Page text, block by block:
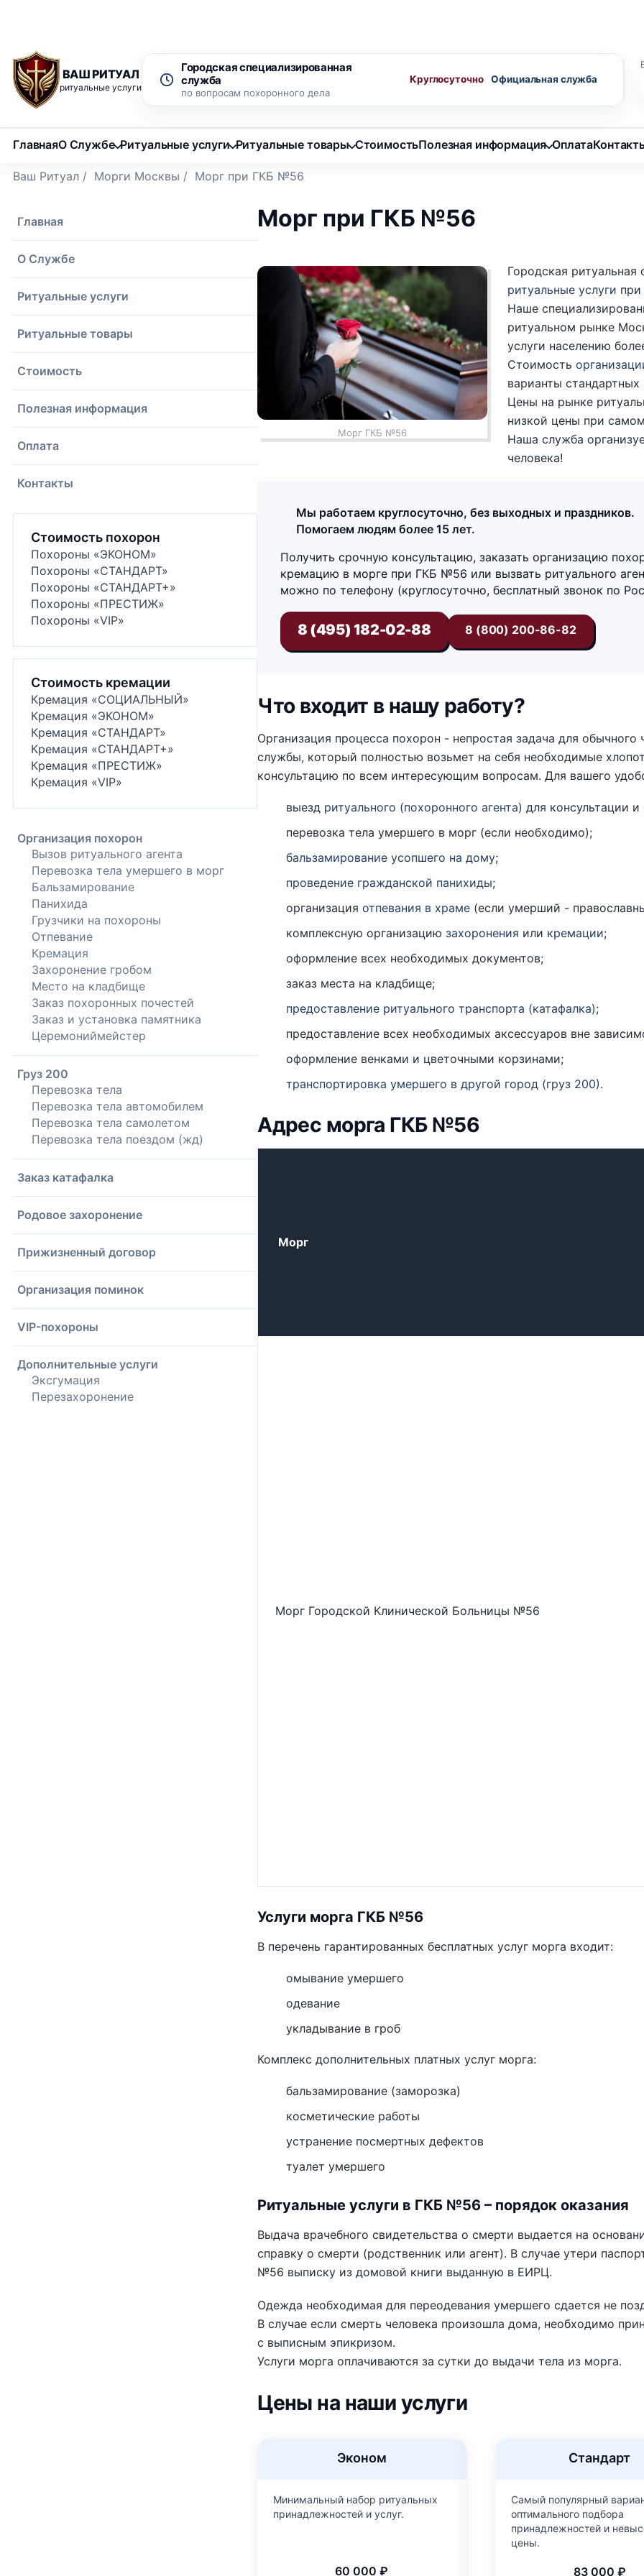
ВАШ РИТУАЛ
ритуальные услуги
Городская специализированная
служба
по вопросам похоронного дела
Круглосуточно
ГлавнаяО Службе Ритуальные услуги Ритуальные товары СтоимостьПолезная информация Оплата
Ваш Ритуал / Морги Москвы / Морг при ГКБ №56
Главная
О Службе
Ритуальные услуги
Ритуальные товары
Стоимость
Полезная информация
Оплата
Контакты
Стоимость похорон
Похороны «ЭКОНОМ»
Похороны «СТАНДАРТ»
Похороны «СТАНДАРТ+»
Похороны «ПРЕСТИЖ»
Похороны «VIP»
Стоимость кремации
Кремация «СОЦИАЛЬНЫЙ»
Кремация «ЭКОНОМ»
Кремация «СТАНДАРТ»
Кремация «СТАНДАРТ+»
Кремация «ПРЕСТИЖ»
Кремация «VIP»
Организация похорон
Вызов ритуального агента
Перевозка тела умершего в морг
Бальзамирование
Панихида
Грузчики на похороны
Отпевание
Кремация
Захоронение гробом
Место на кладбище
Заказ похоронных почестей
Заказ и установка памятника
Церемониймейстер
Груз 200
Перевозка тела
Перевозка тела автомобилем
Перевозка тела самолетом
Перевозка тела поездом (жд)
Заказ катафалка
Родовое захоронение
Прижизненный договор
Организация поминок
VIP-похороны
Дополнительные услуги
Эксгумация
Перезахоронение
Морг при ГКБ №56
Морг ГКБ №56
Городская
ритуальные услуги
Наше
ритуальном рынке
услуги населению
Стоимость
варианты стандартных
Цены на рынке
низкой цены при
Наша служба
человека!
Мы работаем круглосуточно, без выходных и праздников.
Помогаем людям более 15 лет.
Получить срочную консультацию, заказать организацию
кремацию в морге при ГКБ №56 или вызвать ритуального
можно по телефону (круглосуточно, бесплатный звонок по
8 (495) 182-02-88 8 (800) 200-86-82
Что входит в нашу работу?
Организация процесса похорон - непростая задача для
службы, который полностью возьмет на себя необходимые
консультацию по всем интересующим вопросам. Для вашего
выезд ритуального (похоронного агента) для консультации
перевозка тела умершего в морг (если необходимо);
бальзамирование усопшего на дому;
проведение гражданской панихиды;
организацияотпевания в храме (если умерший -
комплексную организациюзахоронения или кремации;
оформление всех необходимых документов;
заказ места на кладбище;
предоставление ритуального транспорта (катафалка);
предоставление всех необходимых аксессуаров вне
оформление венками и цветочными корзинами;
транспортировка умершего в другой город (груз 200).
Адрес морга ГКБ №56
Морг
Морг Городской Клинической Больницы №56
Услуги морга ГКБ №56
В перечень гарантированных бесплатных услуг морга входит:
омывание умершего
одевание
укладывание в гроб
Комплекс дополнительных платных услуг морга:
бальзамирование (заморозка)
косметические работы
устранение посмертных дефектов
туалет умершего
Ритуальные услуги в ГКБ №56 – порядок оказания
Выдача врачебного свидетельства о смерти выдается на
справку о смерти (родственник или агент). В случае утери
№56 выписку из домовой книги выданную в ЕИРЦ.
Одежда необходимая для переодевания умершего сдается не
В случае если смерть человека произошла дома, необходимо
с выписным эпикризом.
Услуги морга оплачиваются за сутки до выдачи тела из морга.
Цены на наши услуги
Эконом
Минимальный набор ритуальных
принадлежностей и услуг.
60 000 ₽
Стандарт
Самый популярный
оптимального подбора
принадлежностей и
цены.
83 000 ₽